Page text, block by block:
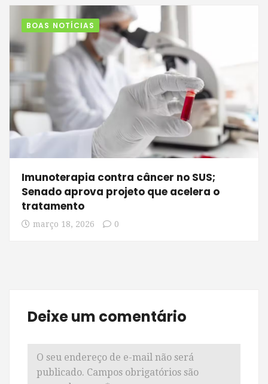
BOAS NOTÍCIAS
Imunoterapia contra câncer no SUS;
Senado aprova projeto que acelera o
tratamento
março 18, 2026 0
Deixe um comentário
O seu endereço de e-mail não será
publicado. Campos obrigatórios são